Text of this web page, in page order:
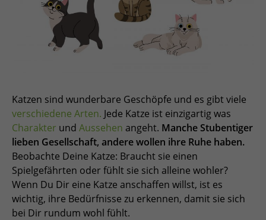
Katzen sind wunderbare Geschöpfe und es gibt viele
verschiedene Arten. Jede Katze ist einzigartig was
Charakter und Aussehen angeht. Manche Stubentiger
lieben Gesellschaft, andere wollen ihre Ruhe haben.
Beobachte Deine Katze: Braucht sie einen
Spielgefährten oder fühlt sie sich alleine wohler?
Wenn Du Dir eine Katze anschaffen willst, ist es
wichtig, ihre Bedürfnisse zu erkennen, damit sie sich
bei Dir rundum wohl fühlt.